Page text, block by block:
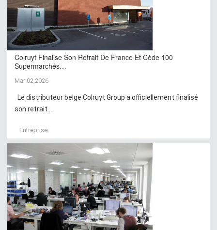
Colruyt Finalise Son Retrait De France Et Cède 100
Supermarchés…
Mar 02,2026
Le distributeur belge Colruyt Group a officiellement finalisé
son retrait...
Entreprise